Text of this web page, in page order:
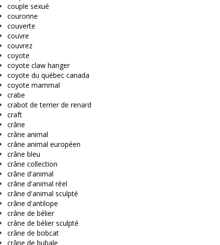
couple sexué
couronne
couverte
couvre
couvrez
coyote
coyote claw hanger
coyote du québec canada
coyote mammal
crabe
crabot de terrier de renard
craft
crâne
crâne animal
crâne animal européen
crâne bleu
crâne collection
crâne d'animal
crâne d'animal réel
crâne d'animal sculpté
crâne d'antilope
crâne de bélier
crâne de bélier sculpté
crâne de bobcat
crâne de bubale